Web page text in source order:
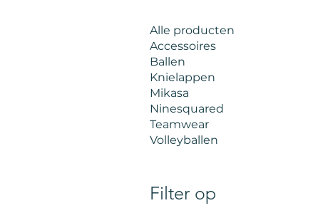
Alle producten
Accessoires
Ballen
Knielappen
Mikasa
Ninesquared
Teamwear
Volleyballen
Filter op